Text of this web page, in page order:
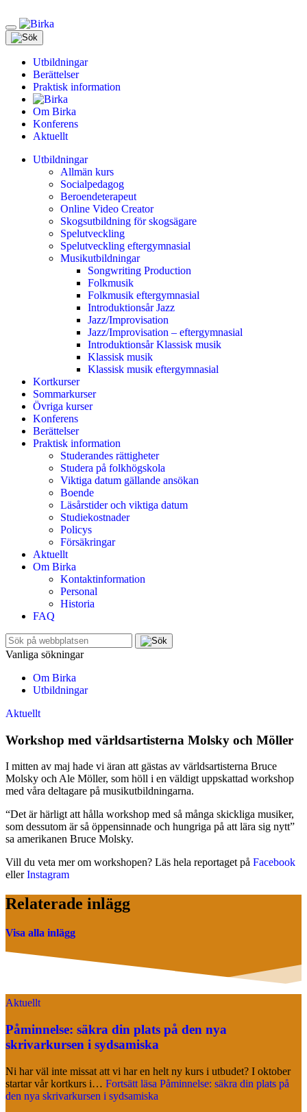
Meny
Utbildningar
Berättelser
Praktisk information
Om Birka
Konferens
Aktuellt
Utbildningar
Allmän kurs
Socialpedagog
Beroendeterapeut
Online Video Creator
Skogsutbildning för skogsägare
Spelutveckling
Spelutveckling eftergymnasial
Musikutbildningar
Songwriting Production
Folkmusik
Folkmusik eftergymnasial
Introduktionsår Jazz
Jazz/Improvisation
Jazz/Improvisation – eftergymnasial
Introduktionsår Klassisk musik
Klassisk musik
Klassisk musik eftergymnasial
Kortkurser
Sommarkurser
Övriga kurser
Konferens
Berättelser
Praktisk information
Studerandes rättigheter
Studera på folkhögskola
Viktiga datum gällande ansökan
Boende
Läsårstider och viktiga datum
Studiekostnader
Policys
Försäkringar
Aktuellt
Om Birka
Kontaktinformation
Personal
Historia
FAQ
Sök
efter:
Vanliga sökningar
Om Birka
Utbildningar
Aktuellt
Workshop med världsartisterna Molsky och Möller
I mitten av maj hade vi äran att gästas av världsartisterna Bruce
Molsky och Ale Möller, som höll i en väldigt uppskattad workshop
med våra deltagare på musikutbildningarna.
“Det är härligt att hålla workshop med så många skickliga musiker,
som dessutom är så öppensinnade och hungriga på att lära sig nytt”
sa amerikanen Bruce Molsky.
Vill du veta mer om workshopen? Läs hela reportaget på Facebook
ellerInstagram
Relaterade inlägg
Visa alla inlägg
Aktuellt
Påminnelse: säkra din plats på den nya
skrivarkursen i sydsamiska
Ni har väl inte missat att vi har en helt ny kurs i utbudet? I oktober
startar vår kortkurs i… Fortsätt läsa Påminnelse: säkra din plats på
den nya skrivarkursen i sydsamiska